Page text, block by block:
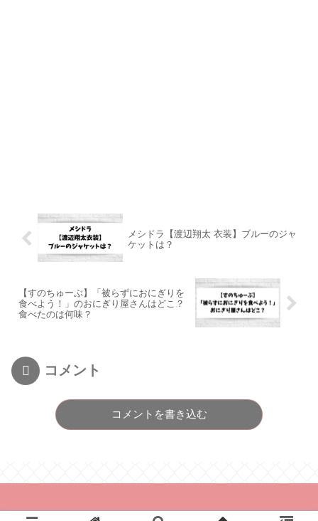
メシドラ【渡辺翔太 衣装】ブルーのジャ
ケットは？
【すのちゅーぶ】「被らずにおにぎりを
食べよう！」のおにぎり屋さんはどこ？
食べたのは何味？
コメント
コメントを書き込む